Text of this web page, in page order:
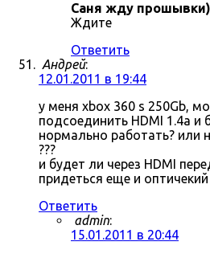
Саня жду прошывки)
Ждите
Ответить
Андрей:
12.01.2011 в 19:44
у меня xbox 360 s 250Gb,
подсоединить HDMI 1.4a и
нормально работать? или
???
и будет ли через HDMI
придеться еще и
Ответить
admin:
15.01.2011 в 20:44